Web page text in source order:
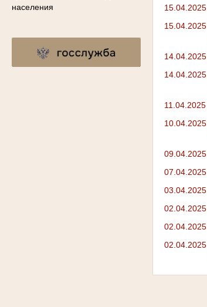
населения
15.04.2025
15.04.2025
14.04.2025
14.04.2025
11.04.2025
10.04.2025
09.04.2025
07.04.2025
03.04.2025
02.04.2025
02.04.2025
02.04.2025